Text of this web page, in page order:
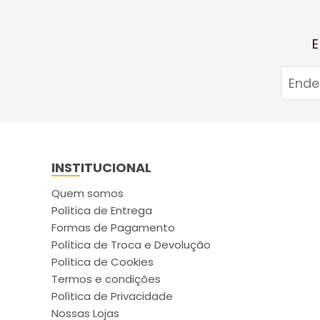
INSTITUCIONAL
Quem somos
Política de Entrega
Formas de Pagamento
Política de Troca e Devolução
Política de Cookies
Termos e condições
Política de Privacidade
Nossas Lojas